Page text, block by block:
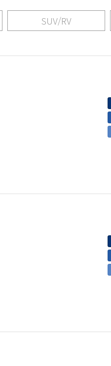
SUV/RV